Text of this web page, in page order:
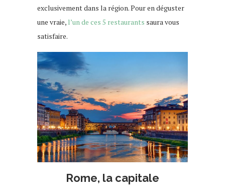
exclusivement dans la région. Pour en déguster
une vraie, l’un de ces 5 restaurants saura vous
satisfaire.
Rome, la capitale